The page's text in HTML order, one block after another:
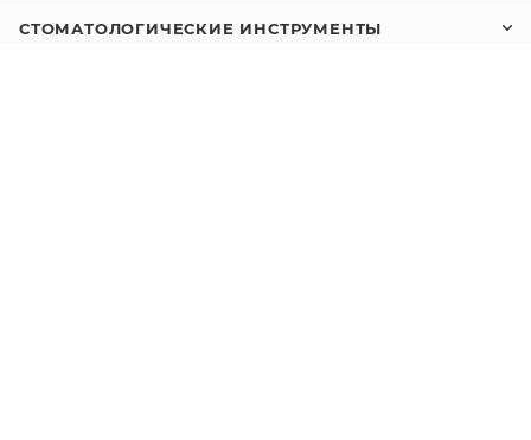
СТОМАТОЛОГИЧЕСКИЕ ИНСТРУМЕНТЫ